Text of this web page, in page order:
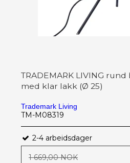
TRADEMARK LIVING
med klar lakk (Ø 25)
Trademark Living
TM-M08319
2-4 arbeidsdager
1 669,00 NOK